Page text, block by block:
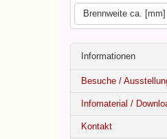
Brennweite ca. [mm]
Informationen
Besuche /
Infomaterial /
Kontakt